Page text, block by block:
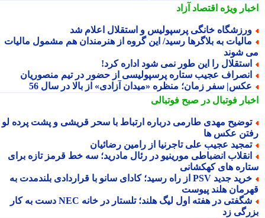
ویژهاقتصاد آزاد
خانگی پرسپولیس و استقلال اعلام شد
به بلاگرها رسید/ این گروه از هنرمندان هم مشمول مالیات
شوند
را این طور نمی شود اداره کرد!
عجیب ستاره پرسپولیسی از حضور در تیم منصوریان
سفر زمان؛ منظره «میدان آزادی» از بالا در سال 56
فوتبال در صبح فوتبالی
مهدی طارمی درباره ارتباط با سحر قریشی و پشت پرده لو
عکس ها
عجیب علی تاجرنیا از رامین رضائیان
انضباطی مورینیو در رئال مادرید؛ سه خط قرمز تازه برای
های کهکشانی
خرید جدید PSV از راه رسید؛ کادای سانو با قراردادی بلندمدت به
هلند پیوست
شگفتی در هفته اول لیگ هلند؛ تلستار در خانه NEC دست به کار
زد